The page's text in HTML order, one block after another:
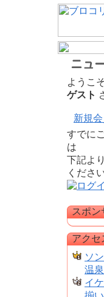
ようこ
ゲスト
新規
すでに
は
下記よ
ください
スポン
アクセ
ソ
温
イ